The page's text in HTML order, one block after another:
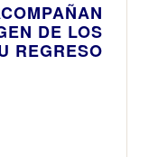
DE LOS
REGRESO